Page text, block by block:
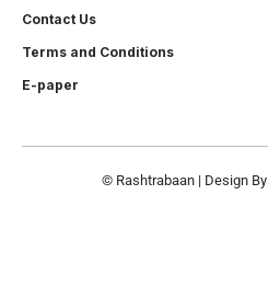
Contact Us
Terms and Conditions
E-paper
© Rashtrabaan | Design By